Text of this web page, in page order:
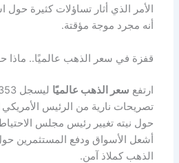
الأمر الذي أثار تساؤلات كثيرة حول
أنه مجرد موجة مؤقتة.
قفزة في سعر الذهب عالميًا.. ماذا
ارتفع سعر الذهب عالميًا
تصريحات نارية من الرئيس الأمريكي
حول نيته تغيير رئيس مجلس
أشعل الأسواق ودفع المستثمرين
الذهب كملاذ آمن.